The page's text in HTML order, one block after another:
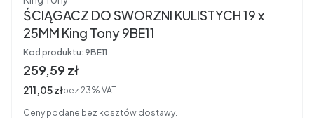
ŚCIĄGACZ DO SWORZNI KULISTYCH 19 x
25MM King Tony 9BE11
Kod produktu: 9BE11
Cena brutto
259,59 zł
Cena netto
211,05 złbez 23% VAT
Ceny podane bez kosztów dostawy.